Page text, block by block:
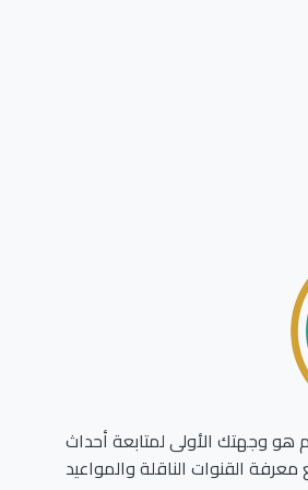
الأولى لمتابعة أحداث
القنوات الناقلة والمواعيد